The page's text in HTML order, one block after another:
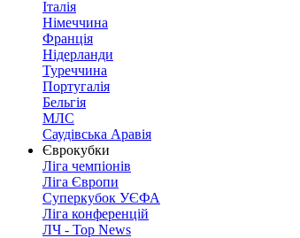
Італія
Німеччина
Франція
Нідерланди
Туреччина
Португалія
Бельгія
МЛС
Саудівська Аравія
Єврокубки
Ліга чемпіонів
Ліга Європи
Суперкубок УЄФА
Ліга конференцій
ЛЧ - Top News